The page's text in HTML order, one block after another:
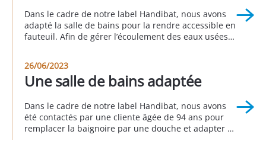
Dans le cadre de notre label Handibat, nous avons
adapté la salle de bains pour la rendre accessible en
fauteuil. Afin de gérer l’écoulement des eaux usées,
septembre 2023
26/06/2023
Une salle de bains adaptée
Dans le cadre de notre label Handibat, nous avons
été contactés par une cliente âgée de 94 ans pour
remplacer la baignoire par une douche et adapter sa